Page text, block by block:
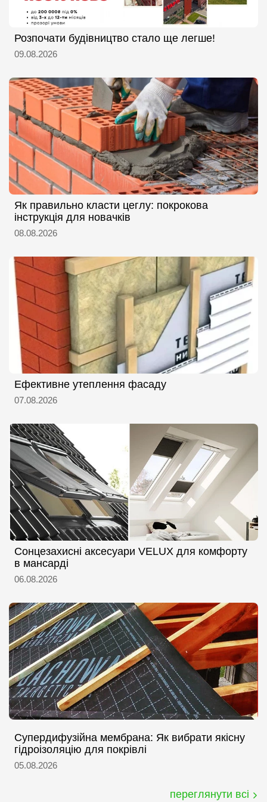
Розпочати будівництво стало ще легше!
09.08.2026
Як правильно класти цеглу: покрокова
інструкція для новачків
08.08.2026
Ефективне утеплення фасаду
07.08.2026
Сонцезахисні аксесуари VELUX для комфорту
в мансарді
06.08.2026
Супердифузійна мембрана: Як вибрати якісну
гідроізоляцію для покрівлі
05.08.2026
переглянути всі